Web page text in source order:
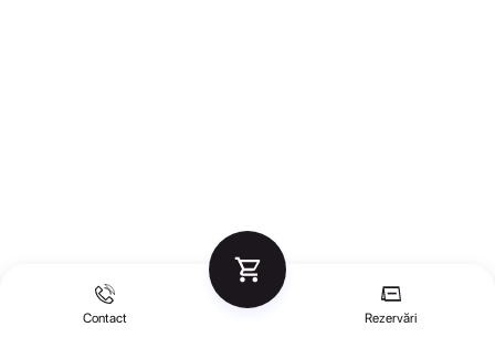
Contact Rezervări